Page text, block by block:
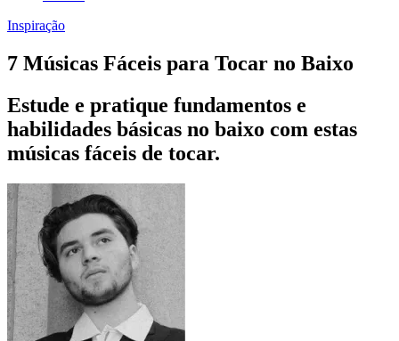
Inspiração
7 Músicas Fáceis para Tocar no Baixo
Estude e pratique fundamentos e
habilidades básicas no baixo com estas
músicas fáceis de tocar.